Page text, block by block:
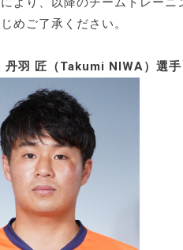
めご了承ください。
丹羽 匠（Takumi NIWA）選手